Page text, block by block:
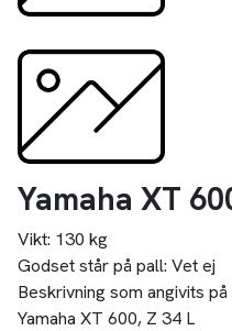
Yamaha XT
Vikt: 130 kg
Godset står på pall: Vet ej
Beskrivning som angivits
Yamaha XT 600, Z 34 L